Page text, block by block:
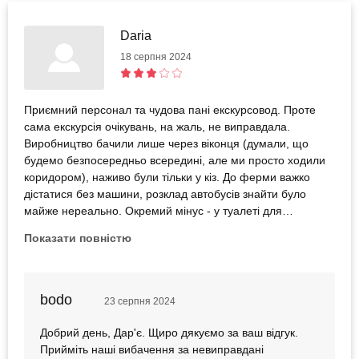
Daria
18 серпня 2024
Приємний персонал та чудова пані екскурсовод. Проте
сама екскурсія очікувань, на жаль, не виправдала.
Виробництво бачили лише через віконця (думали, що
будемо безпосередньо всередині, але ми просто ходили
коридором), наживо були тільки у кіз. До ферми важко
дістатися без машини, розклад автобусів знайти було
майже нереально. Окремий мінус - у туалеті для
Показати повністю
bodo 23 серпня 2024
Добрий день, Дар'є. Щиро дякуємо за ваш відгук.
Прийміть наші вибачення за невиправдані